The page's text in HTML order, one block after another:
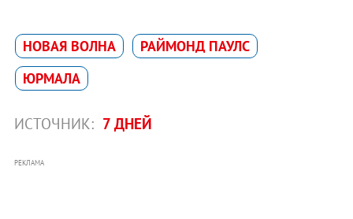
НОВАЯ ВОЛНА
РАЙМОНД ПАУЛС
ЮРМАЛА
ИСТОЧНИК: 7 ДНЕЙ
РЕКЛАМА